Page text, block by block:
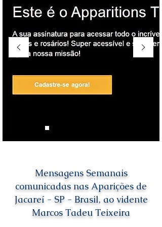
Mensagens Semanais
comunicadas nas Aparições de
Jacareí - SP - Brasil, ao vidente
Marcos Tadeu Teixeira